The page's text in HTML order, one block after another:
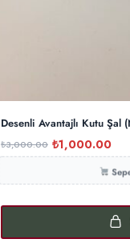
Desenli Avantajlı Kutu Şal
₺3,000.00 ₺1,000.00